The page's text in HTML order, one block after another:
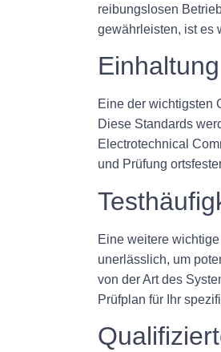
reibungslosen
gewährleisten, ist es
Eine der wichtigsten
Diese Standards
Electrotechnical
und Prüfung
Eine weitere
unerlässlich, um
von der Art des
Prüfplan für Ihr